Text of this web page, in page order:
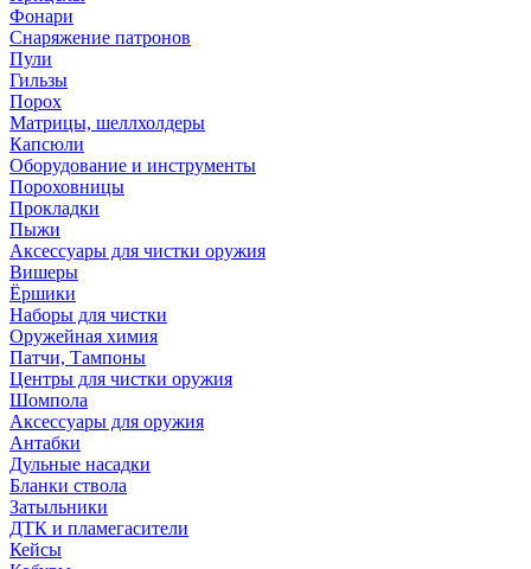
Фонари
Снаряжение патронов
Пули
Гильзы
Порох
Матрицы, шеллхолдеры
Капсюли
Оборудование и инструменты
Пороховницы
Прокладки
Пыжи
Аксессуары для чистки оружия
Вишеры
Ёршики
Наборы для чистки
Оружейная химия
Патчи, Тампоны
Центры для чистки оружия
Шомпола
Аксессуары для оружия
Антабки
Дульные насадки
Бланки ствола
Затыльники
ДТК и пламегасители
Кейсы